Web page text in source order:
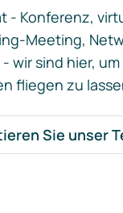
- Konferenz,
Meeting,
wir sind hier,
fliegen zu
Sie unser